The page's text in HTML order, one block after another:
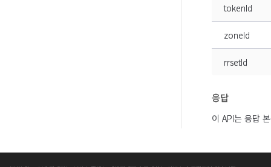
tokenId
zoneId
rrsetId
응답
이 API는 응답